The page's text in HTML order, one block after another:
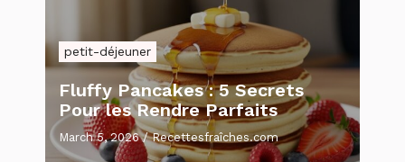
petit-déjeuner
Fluffy Pancakes : 5 Secrets
Pour les Rendre Parfaits
March 5, 2026/Recettesfraîches.com